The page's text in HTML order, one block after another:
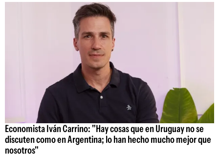
Economista Iván Carrino: "Hay cosas que en Uruguay no se
discuten como en Argentina; lo han hecho mucho mejor que
nosotros"